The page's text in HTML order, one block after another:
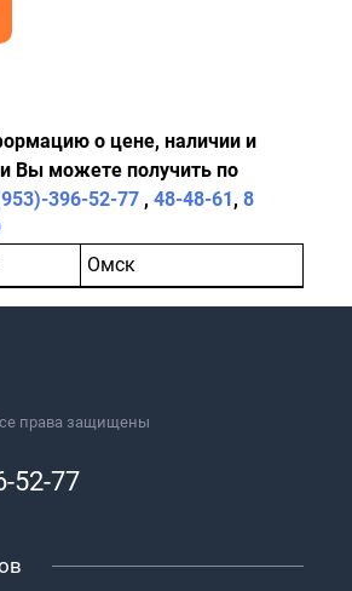
о цене, наличии и
Вы можете получить по
396-52-77 , 48-48-61, 8
Омск
права защищены
52-77